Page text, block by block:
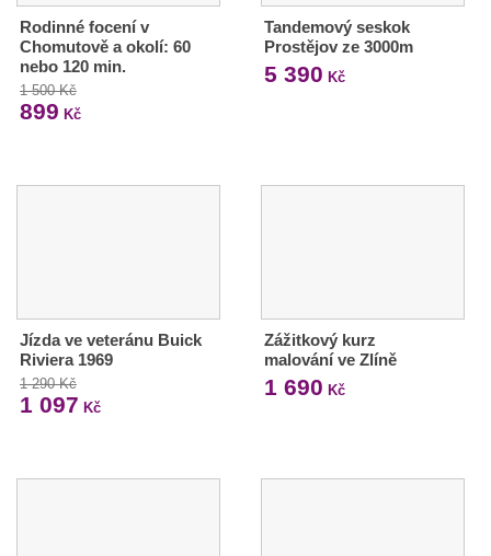
Rodinné focení v
Chomutově a okolí: 60
nebo 120 min.
1 500 Kč
899 Kč
Tandemový seskok
Prostějov ze 3000m
5 390 Kč
Jízda ve veteránu Buick
Riviera 1969
1 290 Kč
1 097 Kč
Zážitkový kurz
malování ve Zlíně
1 690 Kč